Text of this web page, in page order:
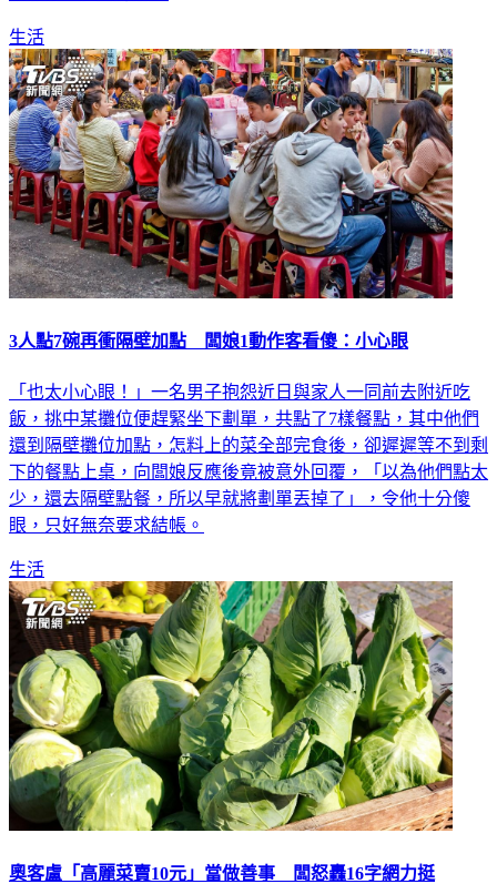
生活
3人點7碗再衝隔壁加點 闆娘1動作客看傻：小心眼
「也太小心眼！」一名男子抱怨近日與家人一同前去附近吃
飯，挑中某攤位便趕緊坐下劃單，共點了7樣餐點，其中他們
還到隔壁攤位加點，怎料上的菜全部完食後，卻遲遲等不到剩
下的餐點上桌，向闆娘反應後竟被意外回覆，「以為他們點太
少，還去隔壁點餐，所以早就將劃單丟掉了」，令他十分傻
眼，只好無奈要求結帳。
生活
奧客盧「高麗菜賣10元」當做善事 闆怒轟16字網力挺